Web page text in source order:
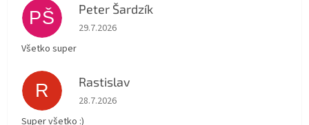
PŠ Peter Šardzík
Hodnotenie obchodu je 5 z 5 hviezdičiek.
29.7.2026
Všetko super
R Rastislav
Hodnotenie obchodu je 5 z 5 hviezdičiek.
28.7.2026
Super všetko :)